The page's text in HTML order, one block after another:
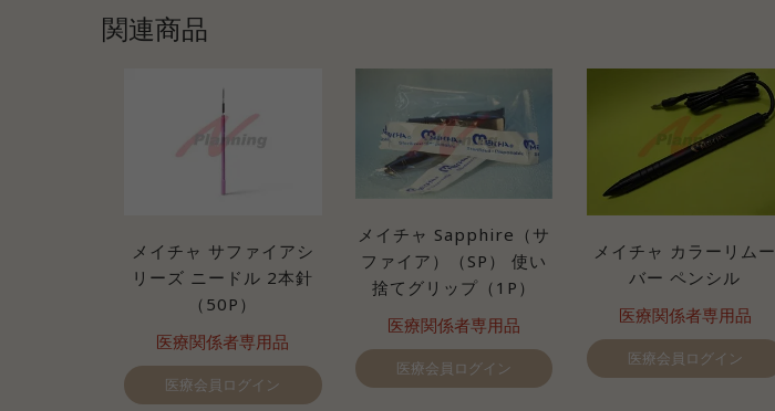
関連商品
メイチャ サファイアシ
リーズ ニードル 2本針
（50P）
医療関係者専用品
医療会員ログイン
メイチャ Sapphire（サ
ファイア）（SP） 使い
捨てグリップ（1P）
医療関係者専用品
医療会員ログイン
メイチャ カラーリムー
バー ペンシル
医療関係者専用品
医療会員ログイン